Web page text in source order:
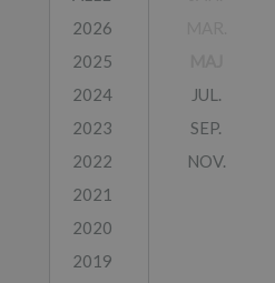
2026
2025
2024
2023
2022
2021
2020
2019
JUL.
SEP.
NOV.